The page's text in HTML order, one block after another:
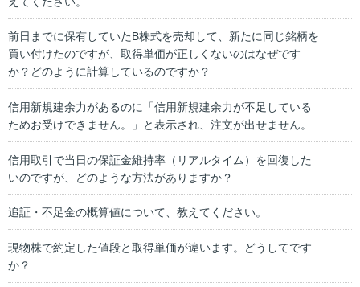
前日までに保有していたB株式を売却して、新たに同じ銘柄を
買い付けたのですが、取得単価が正しくないのはなぜです
か？どのように計算しているのですか？
信用新規建余力があるのに「信用新規建余力が不足している
ためお受けできません。」と表示され、注文が出せません。
信用取引で当日の保証金維持率（リアルタイム）を回復した
いのですが、どのような方法がありますか？
追証・不足金の概算値について、教えてください。
現物株で約定した値段と取得単価が違います。どうしてです
か？